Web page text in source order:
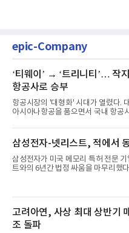
epic-Company
‘티웨이’ → ‘트리니티’… 작
항공사로 승부
항공시장의 '대형화' 시대가 열렸다.
아시아나항공을 품으면서 국내 항공
삼성전자-넷리스트, 적에서
삼성전자가 미국 메모리 특허 전문 기
트와의 6년간 법정 싸움을 마무리했
고려아연, 사상 최대 상반기
조 돌파